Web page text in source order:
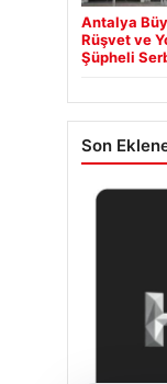
Antalya
Rüşvet ve
Şüpheli
Son